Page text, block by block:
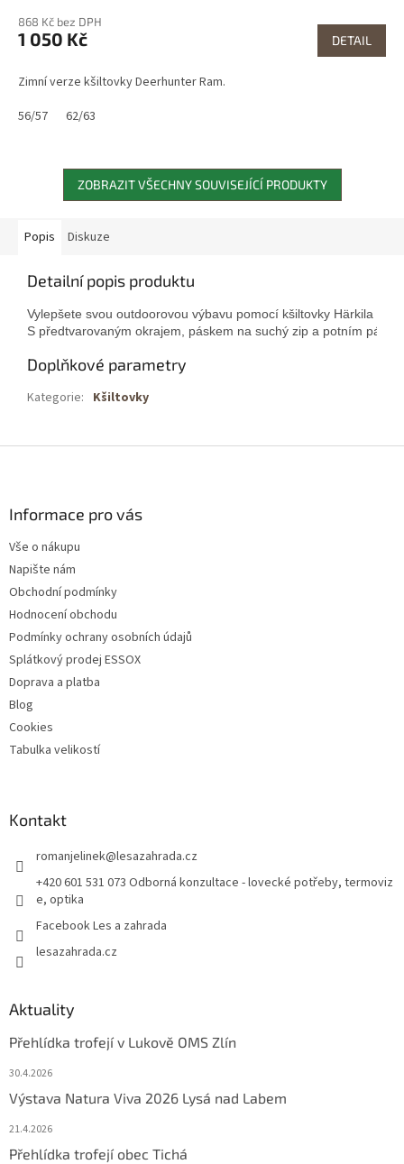
868 Kč bez DPH
1 050 Kč DETAIL
Zimní verze kšiltovky Deerhunter Ram.
56/57
62/63
ZOBRAZIT VŠECHNY SOUVISEJÍCÍ PRODUKTY
Popis Diskuze
Detailní popis produktu
Vylepšete svou outdoorovou výbavu pomocí kšiltovky Härkila
S předtvarovaným okrajem, páskem na suchý zip a potním
Doplňkové parametry
Kategorie: Kšiltovky
Informace pro vás
Vše o nákupu
Napište nám
Obchodní podmínky
Hodnocení obchodu
Podmínky ochrany osobních údajů
Splátkový prodej ESSOX
Doprava a platba
Blog
Cookies
Tabulka velikostí
Kontakt
romanjelinek@lesazahrada.cz
+420 601 531 073 Odborná konzultace - lovecké potřeby, termoviz
e, optika
Facebook Les a zahrada
lesazahrada.cz
Aktuality
Přehlídka trofejí v Lukově OMS Zlín
30.4.2026
Výstava Natura Viva 2026 Lysá nad Labem
21.4.2026
Přehlídka trofejí obec Tichá